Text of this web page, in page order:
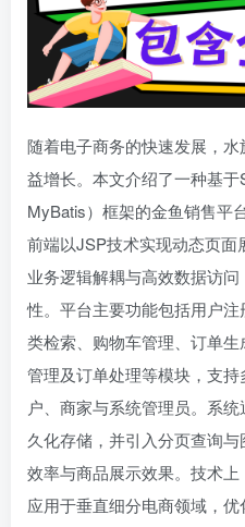
随着电子商务的快速发展，
益增长。本文介绍了一种基于
MyBatis）框架的金鱼销售平
前端以JSP技术实现动态页
业务逻辑解耦与高效数据访
性。平台主要功能包括用户
类检索、购物车管理、订单
管理及订单处理等模块，支
户、商家与系统管理员。系统
久化存储，并引入分页查询
效率与商品展示效果。技术
应用于垂直细分电商领域，